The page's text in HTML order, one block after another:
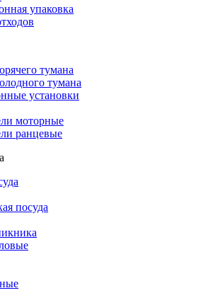
упаковка
тумана
тумана
установки
моторные
ранцевые
посуда